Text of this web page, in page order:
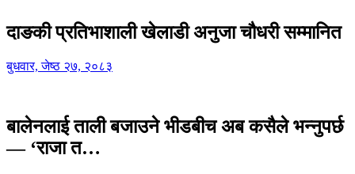
दाङकी प्रतिभाशाली खेलाडी अनुजा चौधरी सम्मानित
बुधवार, जेष्ठ २७, २०८३
बालेनलाई ताली बजाउने भीडबीच अब कसैले भन्नुपर्छ
— ‘राजा त…